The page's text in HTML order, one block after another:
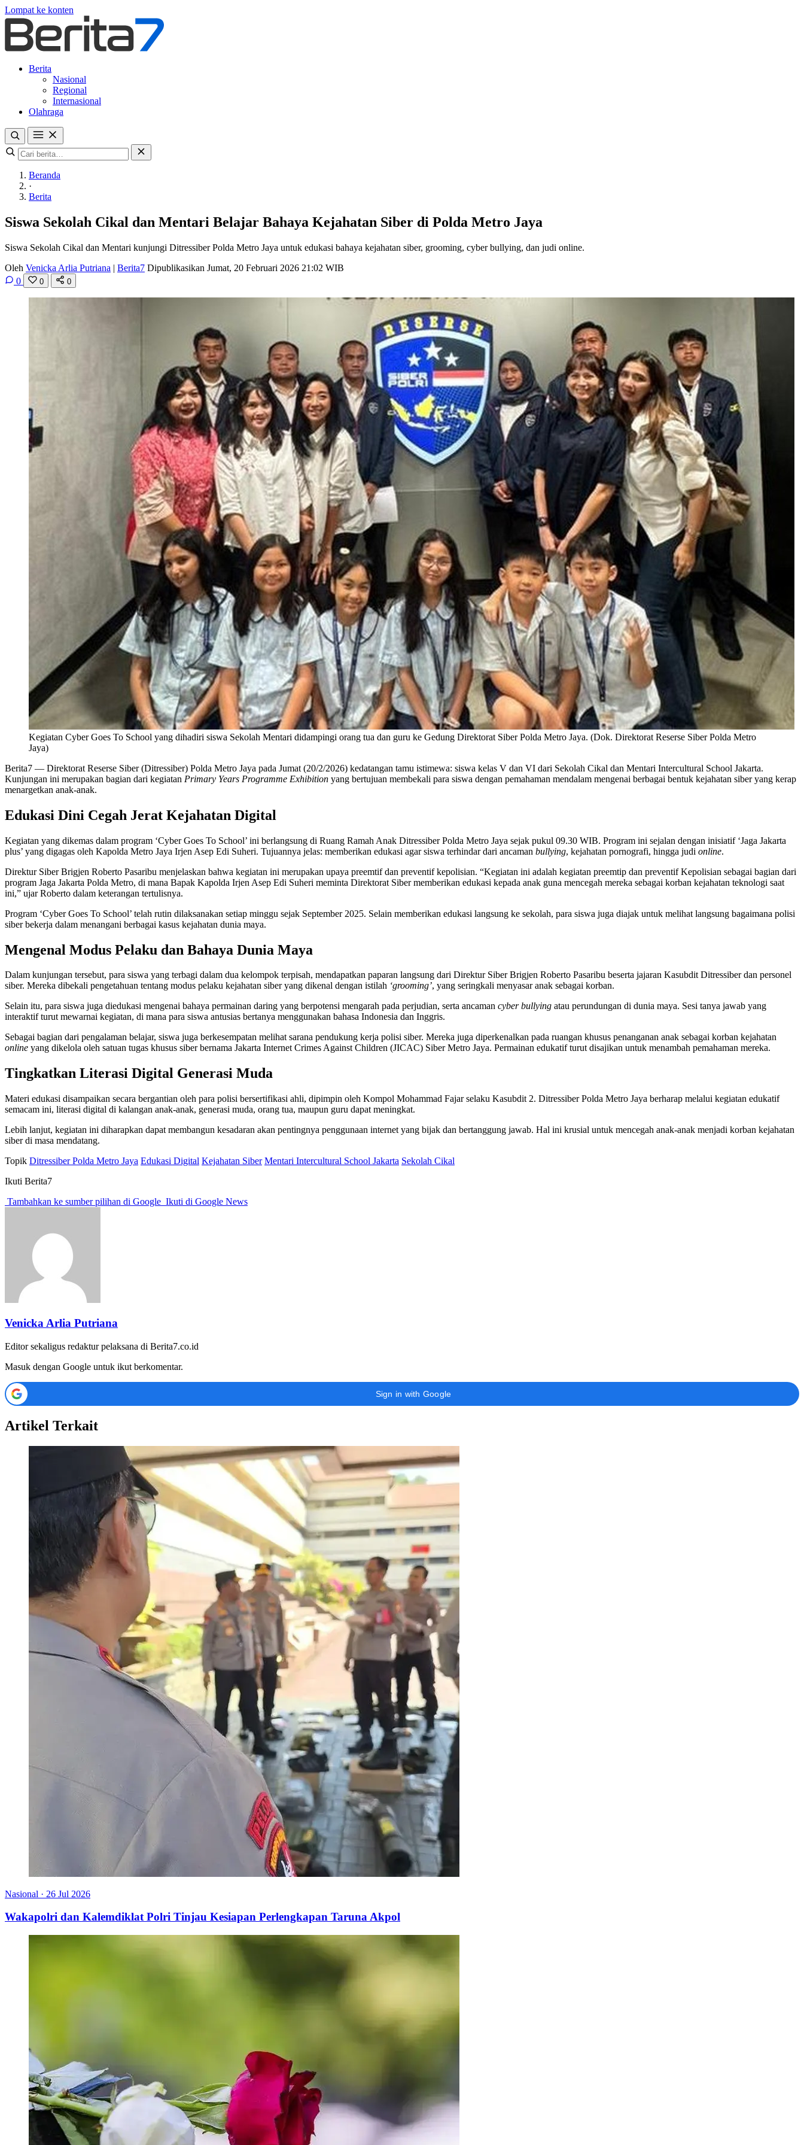
Lompat ke konten
Berita
Nasional
Regional
Internasional
Olahraga
Beranda
·
Berita
Siswa Sekolah Cikal dan Mentari Belajar Bahaya Kejahatan Siber di Polda Metro Jaya
Siswa Sekolah Cikal dan Mentari kunjungi Ditressiber Polda Metro Jaya untuk edukasi bahaya kejahatan siber, grooming, cyber bullying, dan judi online.
Oleh Venicka Arlia Putriana | Berita7 Dipublikasikan Jumat, 20 Februari 2026 21:02 WIB
0
0 0
Kegiatan Cyber Goes To School yang dihadiri siswa Sekolah Mentari didampingi orang tua dan guru ke Gedung Direktorat Siber Polda Metro Jaya. (Dok. Direktorat Reserse Siber Polda Metro
Jaya)
Berita7 — Direktorat Reserse Siber (Ditressiber) Polda Metro Jaya pada Jumat (20/2/2026) kedatangan tamu istimewa: siswa kelas V dan VI dari Sekolah Cikal dan Mentari Intercultural School Jakarta.
Kunjungan ini merupakan bagian dari kegiatan Primary Years Programme Exhibition yang bertujuan membekali para siswa dengan pemahaman mendalam mengenai berbagai bentuk kejahatan siber yang kerap
menargetkan anak-anak.
Edukasi Dini Cegah Jerat Kejahatan Digital
Kegiatan yang dikemas dalam program ‘Cyber Goes To School’ ini berlangsung di Ruang Ramah Anak Ditressiber Polda Metro Jaya sejak pukul 09.30 WIB. Program ini sejalan dengan inisiatif ‘Jaga Jakarta
plus’ yang digagas oleh Kapolda Metro Jaya Irjen Asep Edi Suheri. Tujuannya jelas: memberikan edukasi agar siswa terhindar dari ancaman bullying, kejahatan pornografi, hingga judi online.
Direktur Siber Brigjen Roberto Pasaribu menjelaskan bahwa kegiatan ini merupakan upaya preemtif dan preventif kepolisian. “Kegiatan ini adalah kegiatan preemtip dan preventif Kepolisian sebagai bagian dari
program Jaga Jakarta Polda Metro, di mana Bapak Kapolda Irjen Asep Edi Suheri meminta Direktorat Siber memberikan edukasi kepada anak guna mencegah mereka sebagai korban kejahatan teknologi saat
ini,” ujar Roberto dalam keterangan tertulisnya.
Program ‘Cyber Goes To School’ telah rutin dilaksanakan setiap minggu sejak September 2025. Selain memberikan edukasi langsung ke sekolah, para siswa juga diajak untuk melihat langsung bagaimana polisi
siber bekerja dalam menangani berbagai kasus kejahatan dunia maya.
Mengenal Modus Pelaku dan Bahaya Dunia Maya
Dalam kunjungan tersebut, para siswa yang terbagi dalam dua kelompok terpisah, mendapatkan paparan langsung dari Direktur Siber Brigjen Roberto Pasaribu beserta jajaran Kasubdit Ditressiber dan personel
siber. Mereka dibekali pengetahuan tentang modus pelaku kejahatan siber yang dikenal dengan istilah ‘grooming’, yang seringkali menyasar anak sebagai korban.
Selain itu, para siswa juga diedukasi mengenai bahaya permainan daring yang berpotensi mengarah pada perjudian, serta ancaman cyber bullying atau perundungan di dunia maya. Sesi tanya jawab yang
interaktif turut mewarnai kegiatan, di mana para siswa antusias bertanya menggunakan bahasa Indonesia dan Inggris.
Sebagai bagian dari pengalaman belajar, siswa juga berkesempatan melihat sarana pendukung kerja polisi siber. Mereka juga diperkenalkan pada ruangan khusus penanganan anak sebagai korban kejahatan
online yang dikelola oleh satuan tugas khusus siber bernama Jakarta Internet Crimes Against Children (JICAC) Siber Metro Jaya. Permainan edukatif turut disajikan untuk menambah pemahaman mereka.
Tingkatkan Literasi Digital Generasi Muda
Materi edukasi disampaikan secara bergantian oleh para polisi bersertifikasi ahli, dipimpin oleh Kompol Mohammad Fajar selaku Kasubdit 2. Ditressiber Polda Metro Jaya berharap melalui kegiatan edukatif
semacam ini, literasi digital di kalangan anak-anak, generasi muda, orang tua, maupun guru dapat meningkat.
Lebih lanjut, kegiatan ini diharapkan dapat membangun kesadaran akan pentingnya penggunaan internet yang bijak dan bertanggung jawab. Hal ini krusial untuk mencegah anak-anak menjadi korban kejahatan
siber di masa mendatang.
Topik Ditressiber Polda Metro Jaya Edukasi Digital Kejahatan Siber Mentari Intercultural School Jakarta Sekolah Cikal
Ikuti Berita7
Tambahkan ke sumber pilihan di Google Ikuti di Google News
Venicka Arlia Putriana
Editor sekaligus redaktur pelaksana di Berita7.co.id
Masuk dengan Google untuk ikut berkomentar.
Sign in with Google
Artikel Terkait
Nasional · 26 Jul 2026
Wakapolri dan Kalemdiklat Polri Tinjau Kesiapan Perlengkapan Taruna Akpol